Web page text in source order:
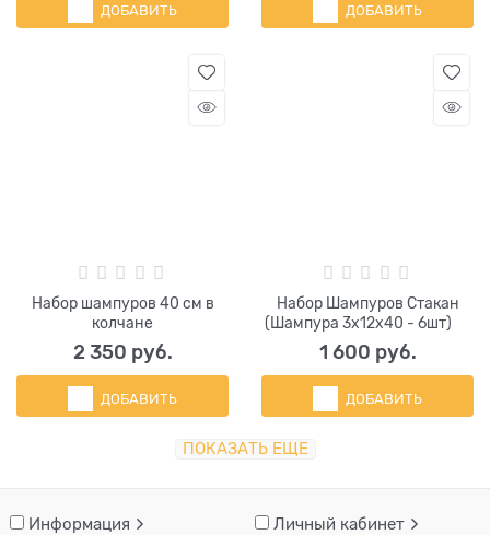
ДОБАВИТЬ ДОБАВИТЬ
Набор шампуров 40 см в
колчане
2 350 руб.
ДОБАВИТЬ
Набор Шампуров Стакан
(Шампура 3х12х40 - 6шт)​ ​ ​ ​ ​ ​ ​
1 600 руб.
ДОБАВИТЬ
ПОКАЗАТЬ ЕЩЕ
Информация Личный кабинет